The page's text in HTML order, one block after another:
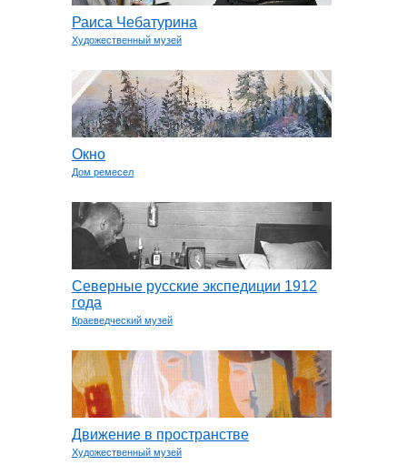
Раиса Чебатурина
Художественный музей
Окно
Дом ремесел
Северные русские экспедиции 1912
года
Краеведческий музей
Движение в пространстве
Художественный музей